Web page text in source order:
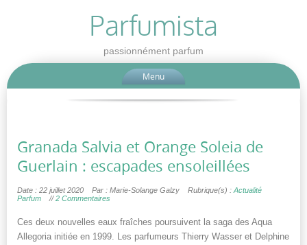
Parfumista
passionnément parfum
Menu
Granada Salvia et Orange Soleia de
Guerlain : escapades ensoleillées
Date : 22 juillet 2020 Par : Marie-Solange Galzy Rubrique(s) :Actualité
Parfum
//2 Commentaires
Ces deux nouvelles eaux fraîches poursuivent la saga des Aqua
Allegoria initiée en 1999. Les parfumeurs Thierry Wasser et Delphine